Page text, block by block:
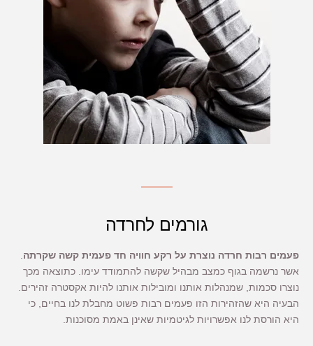
גורמים לחרדה
פעמים רבות חרדה נוצרת על רקע חוויה חד פעמית קשה שקרתה.
אשר נרשמה בגוף כמצב מבהיל שקשה להתמודד עימו. כתוצאה מכך
נוצרו סכמות, שמנהלות אותנו ומובילות אותנו להיות אקסטרה זהירים.
הבעיה היא שהזהירות הזו פעמים רבות פשוט מחבלת לנו בחיים, כי
היא הורסת לנו אפשרויות לגיטמיות שאינן באמת מסוכנות.